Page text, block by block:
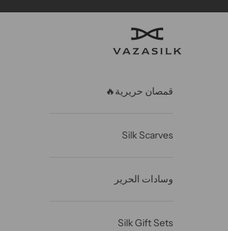
VAZASILK
قمصان حريرية🔥
Silk Scarves
وسادات الحرير
Silk Gift Sets